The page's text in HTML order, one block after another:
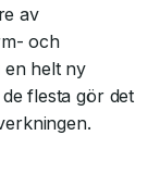
av
och
en helt ny
flesta gör det